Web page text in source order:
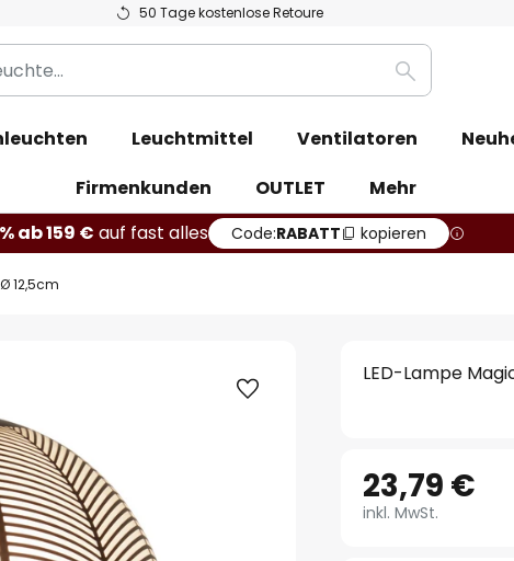
50 Tage kostenlose Retoure
Suche
Leuchtmittel Ventilatoren
Firmenkunden
OUTLET
Mehr
ab 159 € auf fast alles Code:RABATT kopieren
12,5cm
LED-Lampe
23,79 €
inkl. MwSt.